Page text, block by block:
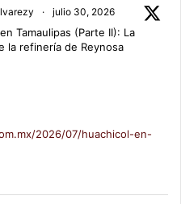
· julio 30, 2026
Tamaulipas (Parte II): La
la refinería de Reynosa
2026/07/huachicol-en-